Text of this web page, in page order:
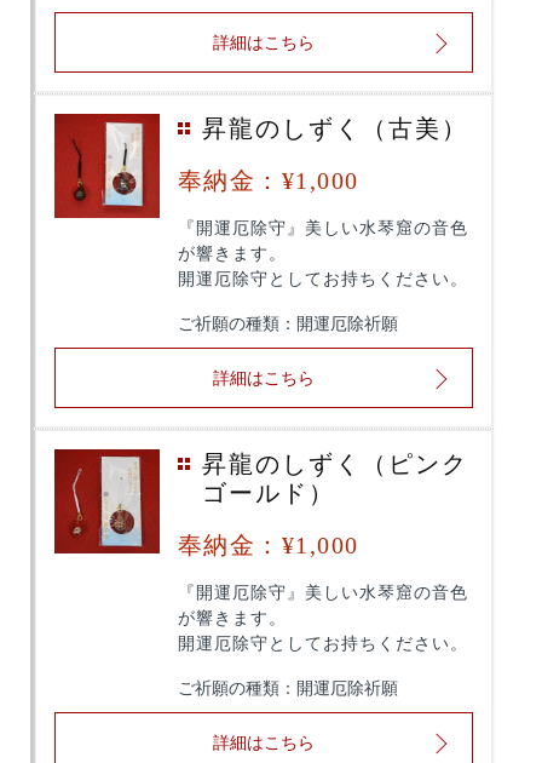
詳細はこちら
昇龍のしずく（古美）
奉納金：¥1,000
『開運厄除守』美しい水琴窟の音色
が響きます。
開運厄除守としてお持ちください。
ご祈願の種類：開運厄除祈願
詳細はこちら
昇龍のしずく（ピンク
ゴールド）
奉納金：¥1,000
『開運厄除守』美しい水琴窟の音色
が響きます。
開運厄除守としてお持ちください。
ご祈願の種類：開運厄除祈願
詳細はこちら